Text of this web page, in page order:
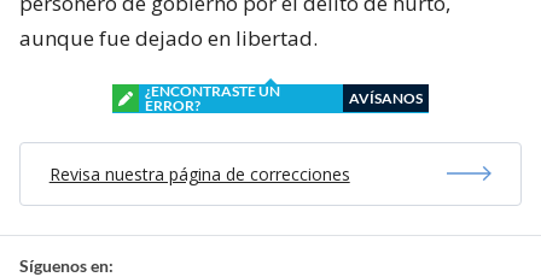
aunque fue dejado en libertad.
¿ENCONTRASTE UN
ERROR?
AVÍSANOS
Revisa nuestra página de correcciones
Síguenos en: